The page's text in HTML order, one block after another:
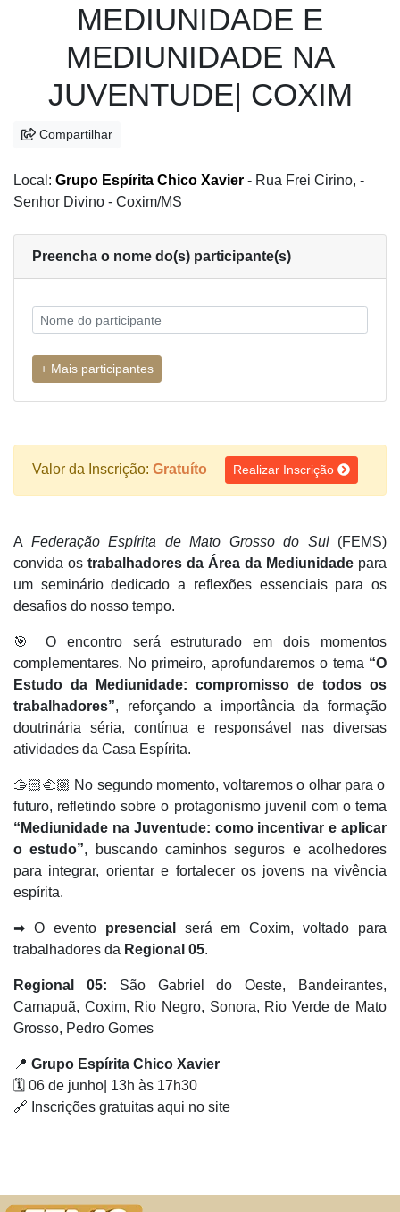
MEDIUNIDADE E
MEDIUNIDADE NA
JUVENTUDE| COXIM
Compartilhar
Local: Grupo Espírita Chico Xavier - Rua Frei Cirino, -
Senhor Divino - Coxim/MS
Preencha o nome do(s) participante(s)
Valor da Inscrição: Gratuíto Realizar Inscrição
A Federação Espírita de Mato Grosso do Sul(FEMS)
convida os trabalhadores da Área da Mediunidade para
um seminário dedicado a reflexões essenciais para os
desafios do nosso tempo.
🎯 O encontro será estruturado em dois momentos
complementares. No primeiro, aprofundaremos o tema “O
Estudo da Mediunidade: compromisso de todos os
trabalhadores”, reforçando a importância da formação
doutrinária séria, contínua e responsável nas diversas
atividades da Casa Espírita.
🫱🏻‍🫲🏼 No segundo momento, voltaremos o olhar para o
futuro, refletindo sobre o protagonismo juvenil com o tema
“Mediunidade na Juventude: como incentivar e aplicar
o estudo”, buscando caminhos seguros e acolhedores
para integrar, orientar e fortalecer os jovens na vivência
espírita.
➡ O eventopresencial
será em Coxim, voltado para
trabalhadores da Regional 05.
Regional 05: São Gabriel do Oeste, Bandeirantes,
Camapuã, Coxim, Rio Negro, Sonora, Rio Verde de Mato
Grosso, Pedro Gomes
📍 Grupo Espírita Chico Xavier
🗓 06 de junho| 13h às 17h30
🔗 Inscrições gratuitas aqui no site